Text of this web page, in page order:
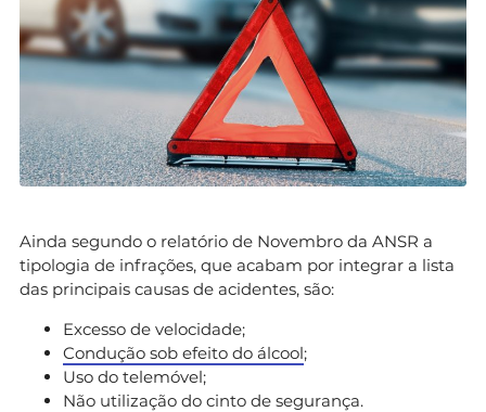
Ainda segundo o relatório de Novembro da ANSR a
tipologia de infrações, que acabam por integrar a lista
das principais causas de acidentes, são:
Excesso de velocidade;
Condução sob efeito do álcool;
Uso do telemóvel;
Não utilização do cinto de segurança.